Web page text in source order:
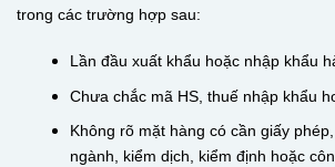
trong các trường hợp sau:
Lần đầu xuất khẩu hoặc nhập khẩu
Chưa chắc mã HS, thuế nhập khẩu
Không rõ mặt hàng có cần giấy
ngành, kiểm dịch, kiểm định hoặc